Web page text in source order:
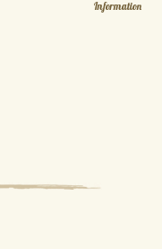
Information